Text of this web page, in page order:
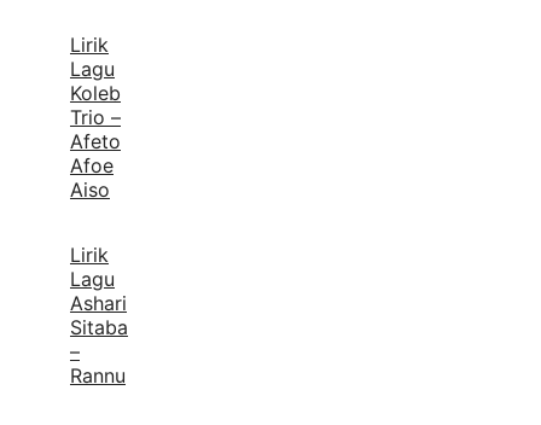
Lirik
Lagu
Koleb
Trio –
Afeto
Afoe
Aiso
Lirik
Lagu
Ashari
Sitaba
–
Rannu